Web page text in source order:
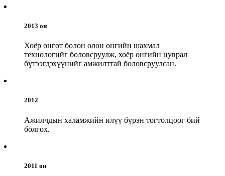
2013 он
Хоёр өнгөт болон олон өнгийн шахмал
технологийг боловсруулж, хоёр өнгийн цуврал
бүтээгдэхүүнийг амжилттай боловсруулсан.
2012
Ажилчдын халамжийн илүү бүрэн тогтолцоог бий
болгох.
2011 он